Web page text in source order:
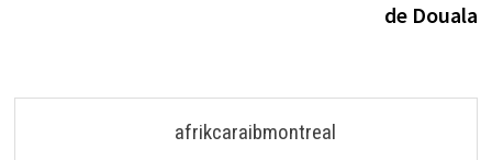
de Douala
afrikcaraibmontreal